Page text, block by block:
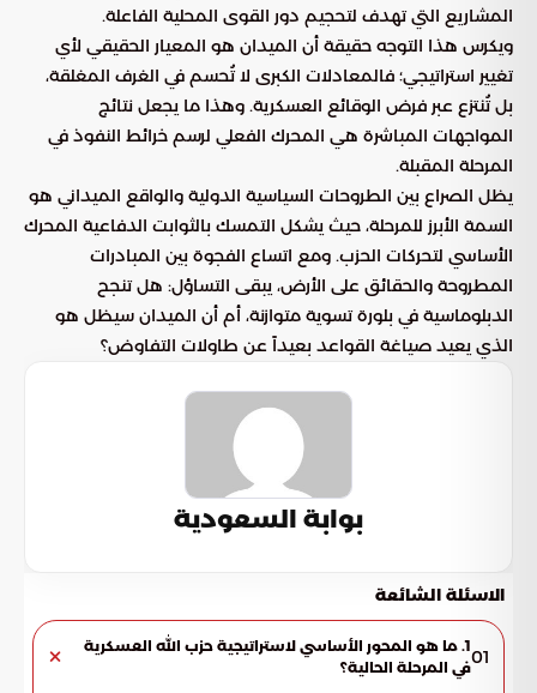
المشاريع التي تهدف لتحجيم دور القوى المحلية الفاعلة.
ويكرس هذا التوجه حقيقة أن الميدان هو المعيار الحقيقي لأي
تغيير استراتيجي؛ فالمعادلات الكبرى لا تُحسم في الغرف المغلقة،
بل تُنتزع عبر فرض الوقائع العسكرية. وهذا ما يجعل نتائج
المواجهات المباشرة هي المحرك الفعلي لرسم خرائط النفوذ في
المرحلة المقبلة.
يظل الصراع بين الطروحات السياسية الدولية والواقع الميداني هو
السمة الأبرز للمرحلة، حيث يشكل التمسك بالثوابت الدفاعية المحرك
الأساسي لتحركات الحزب. ومع اتساع الفجوة بين المبادرات
المطروحة والحقائق على الأرض، يبقى التساؤل: هل تنجح
الدبلوماسية في بلورة تسوية متوازنة، أم أن الميدان سيظل هو
الذي يعيد صياغة القواعد بعيداً عن طاولات التفاوض؟
بوابة السعودية
الاسئلة الشائعة
01 1. ما هو المحور الأساسي لاستراتيجية حزب الله العسكرية
في المرحلة الحالية؟